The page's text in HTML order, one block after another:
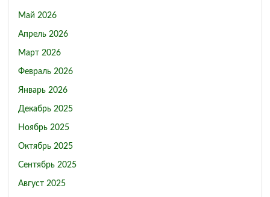
Май 2026
Апрель 2026
Март 2026
Февраль 2026
Январь 2026
Декабрь 2025
Ноябрь 2025
Октябрь 2025
Сентябрь 2025
Август 2025